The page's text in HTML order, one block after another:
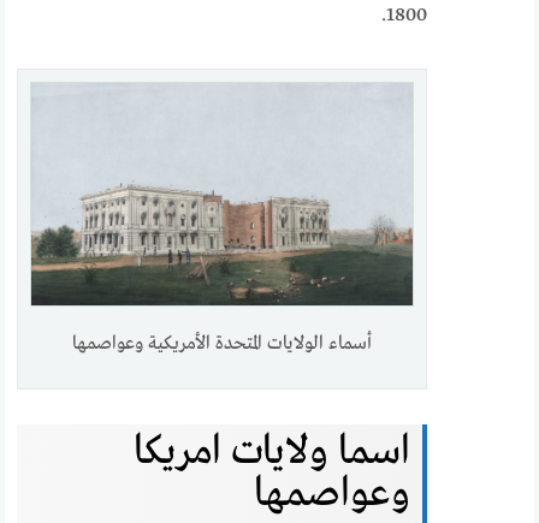
1800.
أسماء الولايات المتحدة الأمريكية وعواصمها
اسما ولايات امريكا
وعواصمها